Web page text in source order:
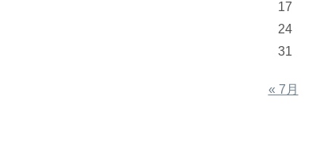
17
24
31
« 7月